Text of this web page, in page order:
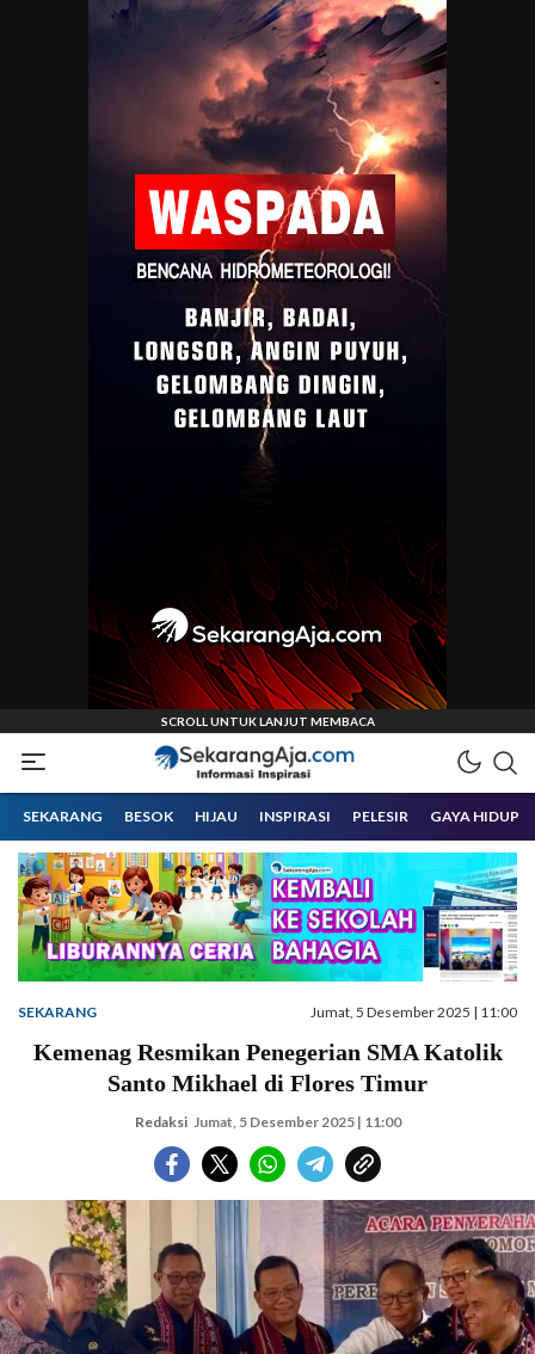
Sekarangaja
Informasi Inspirasi Malang Raya
SEKARANG BESOK HIJAU INSPIRASI PELESIR GAYA HIDUP
SEKARANG Jumat, 5 Desember 2025 | 11:00
Kemenag Resmikan Penegerian SMA Katolik
Santo Mikhael di Flores Timur
Redaksi Jumat, 5 Desember 2025 | 11:00